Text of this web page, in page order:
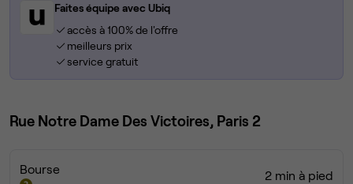
Faites équipe avec Ubiq
accès à 100% de l'offre
meilleurs prix
service gratuit
Rue Notre Dame Des Victoires, Paris 2
Bourse 2 min à pied